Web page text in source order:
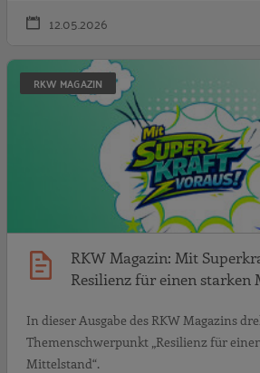
12.05.2026
RKW MAGAZIN
RKW Magazin: Mit
Resilienz für einen starken
In dieser Ausgabe des RKW Magazins
Themenschwerpunkt „Resilienz für
Mittelstand“.